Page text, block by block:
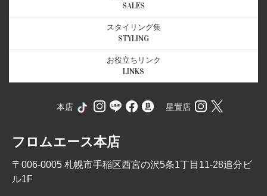
SALES
STYLING
スタイリング集
LINKS
お役立ちリンク
本店 星置店
フロムエース本店
〒006-0005 札幌市手稲区西宮の沢5条1丁目11-28追分ビ
ル1F